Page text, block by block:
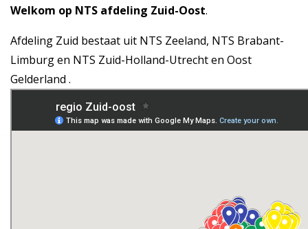
Welkom op NTS afdeling Zuid-Oost.
Afdeling Zuid bestaat uit NTS Zeeland, NTS Brabant-
Limburg en NTS Zuid-Holland-Utrecht en Oost
Gelderland .